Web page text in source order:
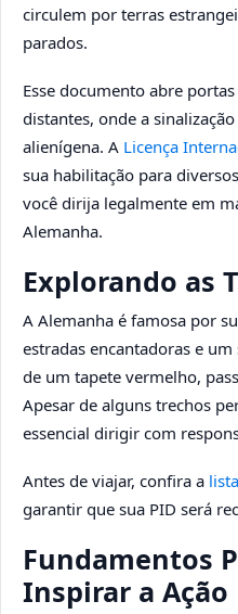
circulem por terras
parados.
Esse documento abre
distantes, onde a
alienígena. A Licença
sua habilitação para
você dirija legalmente em
Alemanha.
Explorando as
A Alemanha é famosa por
estradas encantadoras e
de um tapete vermelho,
Apesar de alguns trechos
essencial dirigir com
Antes de viajar, confira a
garantir que sua PID será
Fundamentos
Inspirar a Ação